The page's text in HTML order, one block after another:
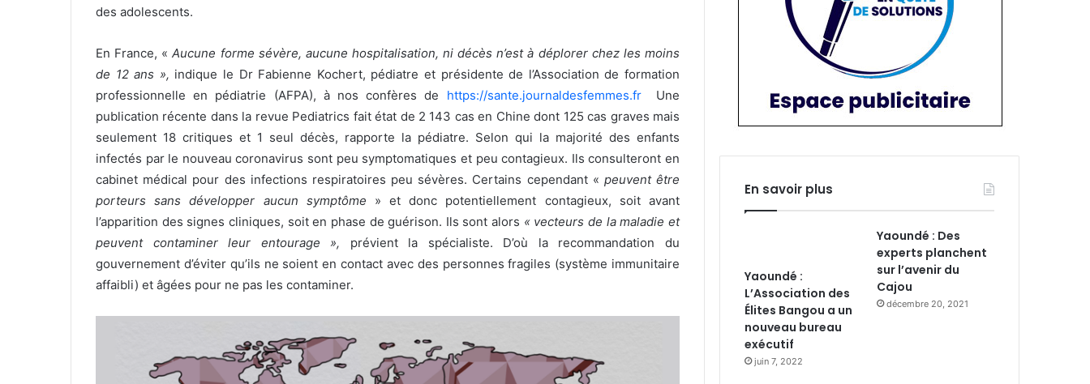
des adolescents.
En France, «Aucune forme sévère, aucune hospitalisation, ni décès n’est à déplorer chez les moins
de 12 ans », indique le Dr Fabienne Kochert, pédiatre et présidente de l’Association de formation
professionnelle en pédiatrie (AFPA), à nos confères de https://sante.journaldesfemmes.frUne
publication récente dans la revue Pediatrics fait état de 2 143 cas en Chine dont 125 cas graves mais
seulement 18 critiques et 1 seul décès, rapporte la pédiatre. Selon qui la majorité des enfants
infectés par le nouveau coronavirus sont peu symptomatiques et peu contagieux. Ils consulteront en
cabinet médical pour des infections respiratoires peu sévères. Certains cependant « peuvent être
porteurs sans développer aucun symptôme » et donc potentiellement contagieux, soit avant
l’apparition des signes cliniques, soit en phase de guérison. Ils sont alors « vecteurs de la maladie et
peuvent contaminer leur entourage », prévient la spécialiste. D’où la recommandation du
gouvernement d’éviter qu’ils ne soient en contact avec des personnes fragiles (système immunitaire
affaibli) et âgées pour ne pas les contaminer.
En savoir plus
Yaoundé :
L’Association des
Élites Bangou a un
nouveau bureau
exécutif
juin 7, 2022
Yaoundé : Des
experts planchent
sur l’avenir du
Cajou
décembre 20, 2021